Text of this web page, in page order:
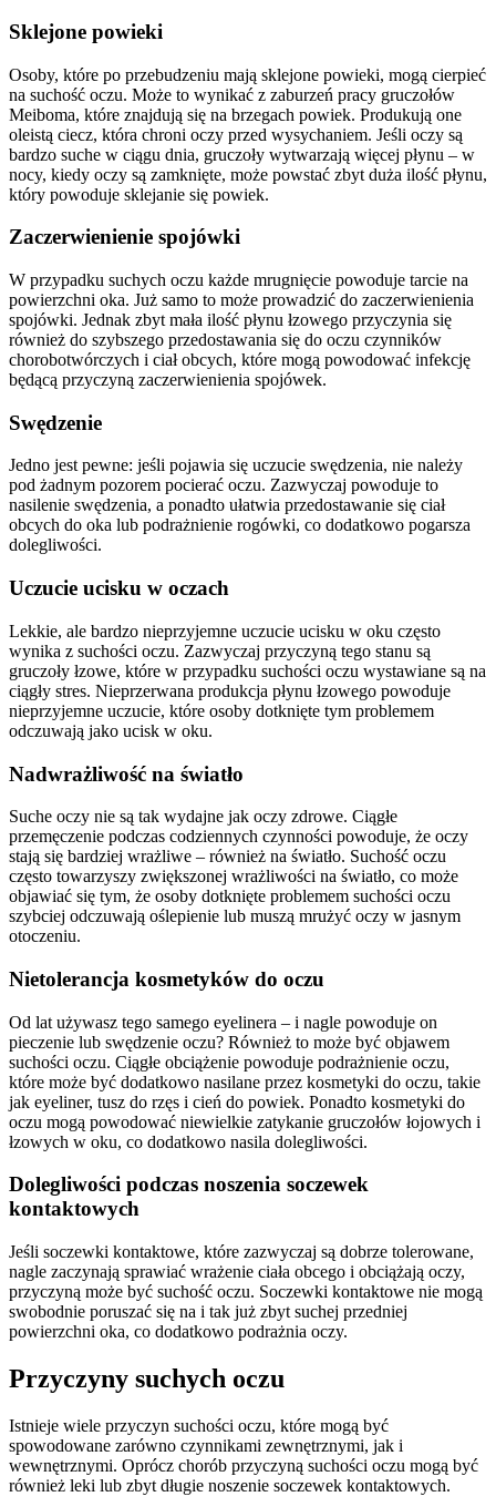
Sklejone powieki
Osoby, które po przebudzeniu mają sklejone powieki, mogą cierpieć
na suchość oczu. Może to wynikać z zaburzeń pracy gruczołów
Meiboma, które znajdują się na brzegach powiek. Produkują one
oleistą ciecz, która chroni oczy przed wysychaniem. Jeśli oczy są
bardzo suche w ciągu dnia, gruczoły wytwarzają więcej płynu – w
nocy, kiedy oczy są zamknięte, może powstać zbyt duża ilość płynu,
który powoduje sklejanie się powiek.
Zaczerwienienie spojówki
W przypadku suchych oczu każde mrugnięcie powoduje tarcie na
powierzchni oka. Już samo to może prowadzić do zaczerwienienia
spojówki. Jednak zbyt mała ilość płynu łzowego przyczynia się
również do szybszego przedostawania się do oczu czynników
chorobotwórczych i ciał obcych, które mogą powodować infekcję
będącą przyczyną zaczerwienienia spojówek.
Swędzenie
Jedno jest pewne: jeśli pojawia się uczucie swędzenia, nie należy
pod żadnym pozorem pocierać oczu. Zazwyczaj powoduje to
nasilenie swędzenia, a ponadto ułatwia przedostawanie się ciał
obcych do oka lub podrażnienie rogówki, co dodatkowo pogarsza
dolegliwości.
Uczucie ucisku w oczach
Lekkie, ale bardzo nieprzyjemne uczucie ucisku w oku często
wynika z suchości oczu. Zazwyczaj przyczyną tego stanu są
gruczoły łzowe, które w przypadku suchości oczu wystawiane są na
ciągły stres. Nieprzerwana produkcja płynu łzowego powoduje
nieprzyjemne uczucie, które osoby dotknięte tym problemem
odczuwają jako ucisk w oku.
Nadwrażliwość na światło
Suche oczy nie są tak wydajne jak oczy zdrowe. Ciągłe
przemęczenie podczas codziennych czynności powoduje, że oczy
stają się bardziej wrażliwe – również na światło. Suchość oczu
często towarzyszy zwiększonej wrażliwości na światło, co może
objawiać się tym, że osoby dotknięte problemem suchości oczu
szybciej odczuwają oślepienie lub muszą mrużyć oczy w jasnym
otoczeniu.
Nietolerancja kosmetyków do oczu
Od lat używasz tego samego eyelinera – i nagle powoduje on
pieczenie lub swędzenie oczu? Również to może być objawem
suchości oczu. Ciągłe obciążenie powoduje podrażnienie oczu,
które może być dodatkowo nasilane przez kosmetyki do oczu, takie
jak eyeliner, tusz do rzęs i cień do powiek. Ponadto kosmetyki do
oczu mogą powodować niewielkie zatykanie gruczołów łojowych i
łzowych w oku, co dodatkowo nasila dolegliwości.
Dolegliwości podczas noszenia soczewek
kontaktowych
Jeśli soczewki kontaktowe, które zazwyczaj są dobrze tolerowane,
nagle zaczynają sprawiać wrażenie ciała obcego i obciążają oczy,
przyczyną może być suchość oczu. Soczewki kontaktowe nie mogą
swobodnie poruszać się na i tak już zbyt suchej przedniej
powierzchni oka, co dodatkowo podrażnia oczy.
Przyczyny suchych oczu
Istnieje wiele przyczyn suchości oczu, które mogą być
spowodowane zarówno czynnikami zewnętrznymi, jak i
wewnętrznymi. Oprócz chorób przyczyną suchości oczu mogą być
również leki lub zbyt długie noszenie soczewek kontaktowych.